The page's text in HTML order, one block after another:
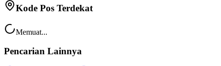
Kode Pos Terdekat
Memuat...
Pencarian Lainnya